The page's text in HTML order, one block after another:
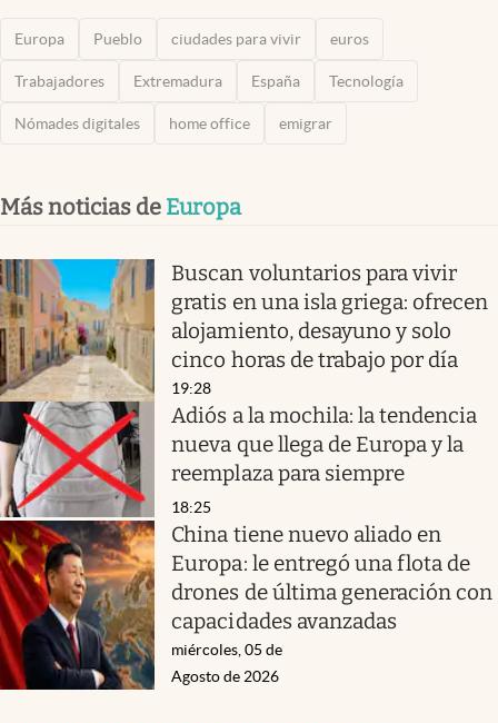
Europa Pueblo ciudades para vivir euros
Trabajadores Extremadura España Tecnología
Nómades digitales home office emigrar
Más noticias de Europa
Buscan voluntarios para vivir
gratis en una isla griega: ofrecen
alojamiento, desayuno y solo
cinco horas de trabajo por día
19:28
Adiós a la mochila: la tendencia
nueva que llega de Europa y la
reemplaza para siempre
18:25
China tiene nuevo aliado en
Europa: le entregó una flota de
drones de última generación con
capacidades avanzadas
miércoles, 05 de
Agosto de 2026